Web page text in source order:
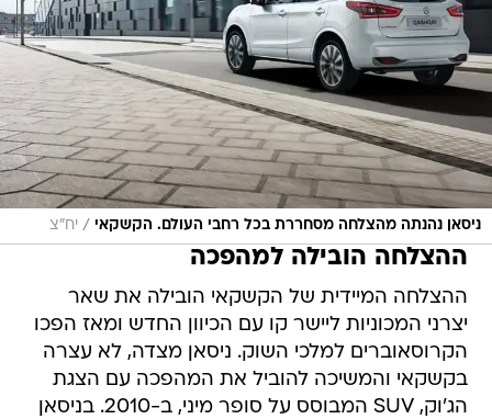
ניסאן נהנתה מהצלחה מסחררת בכל רחבי העולם. הקשקאי / יח"צ
ההצלחה הובילה למהפכה
ההצלחה המיידית של הקשקאי הובילה את שאר
יצרני המכוניות ליישר קו עם הכיוון החדש ומאז הפכו
הקרוסאוברים למלכי השוק. ניסאן מצדה, לא עצרה
בקשקאי והמשיכה להוביל את המהפכה עם הצגת
הג'וק, SUV המבוסס על סופר מיני, ב-2010. בניסאן